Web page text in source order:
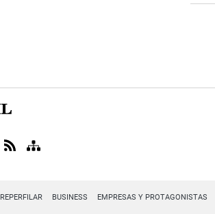
REPERFILAR BUSINESS EMPRESAS Y PROTAGONISTAS